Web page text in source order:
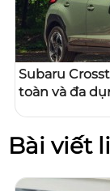
Subaru
toàn và đa
Bài viết